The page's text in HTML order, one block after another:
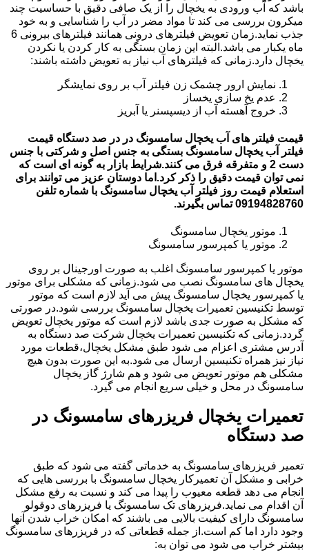
باشد که آب ورودی به یخچال را از یک صافی دقیق با حساسیت چند
میکرون بررسی می کند تا مواد مضر در آب را شناسایی و به خود
جذب نماید.زمان تعویض فیلترهای درونی همانند فیلترهای بیرونی 6
ماه یکبار می باشد.البته این زمان بستگی به کار کردن یا نکردن
یخچال دارد.زمانی که فیلترهای آب نیاز به تعویض داشته باشند:
نمایش ارور چشمک زن فیلتر آب بر روی نمایشگر
عدم یخ سازی یخساز
خروج آهسته آب از دیسپسنر یا آبریز
قیمت فیلتر های آب یخچال سامسونگ در در صد دستگاه قیمت
فیلتر آب یخچال سامسونگ بستگی به جنس اصل و شرکتی با جنس
دست 2 و متفرقه فرق می کنند.شرایط بازار به گونه ای است که
نمی توان قیمت دقیق را ذکر کرد.اما دوستان عزیز می توانند برای
استعلام قیمت روز فیلتر آب یخچال سامسونگ با شماره تلفن
09194828760 تماس بگیرند.
موتور یخچال سامسونگ
موتور یا کمپرسور سامسونگ
موتور یا کمپرسور سامسونگ اغلب به صورت اورجینال بر روی
یخچال های سامسونگ نصب می شود.زمانی که مشکلی برای موتور
یا کمپرسور یخچال سامسونگ پیش می آید لازم است که موتور
توسط تکنیسین تعمیرات یخچال سامسونگ بررسی شود.در صورتی
که مشکل به صورت جدی باشد لازم است که موتور یخچال تعویض
گردد.زمانی که تکنیسین تعمیرات یخچال شرکت صد دستگاه به
آدرس مشتری اعزام می شود طبق مشکل یخچال،قطعات مورد
نیاز نیز همراه تکنیسین ارسال می شود.به این صورت بدون هیچ
مشکلی هم موتور تعویض می شود و هم شارژ گاز یخچال
سامسونگ در محل و خیلی سریع انجام می گیرد.
تعمیرات یخچال فریزرهای سامسونگ در
صد دستگاه
تعمیر فریزرهای سامسونگ به خدماتی گفته می شود که طبق
خرابی و مشکل آن تعمیرکار یخچال سامسونگ با بررسی هایی که
انجام می دهد قطعه معیوب را پیدا می کند و نسبت به رفع مشکل
آن اقدام می نماید.فریزرهای تک سامسونگ یا فریزرهای دوقولو
سامسونگ دارای کیفیت بالایی می باشند که امکان خراب شدن آنها
وجود دارد اما کم است.از جمله قطعاتی که در فریزرهای سامسونگ
بیشتر خراب می شود می توان به: